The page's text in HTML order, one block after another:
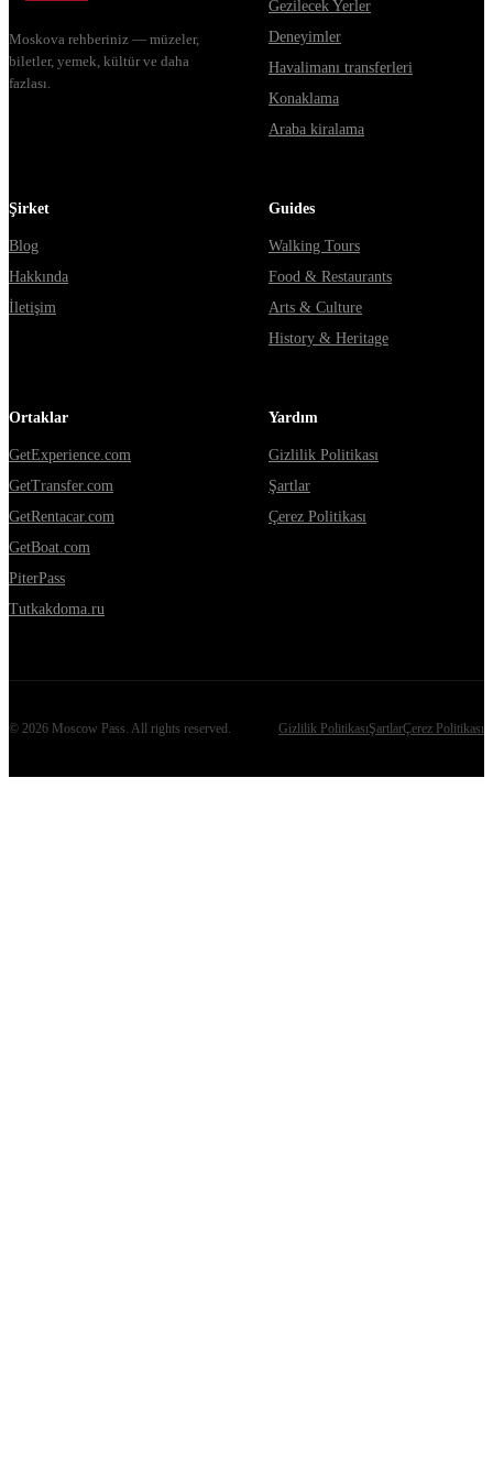
Moskova rehberiniz — müzeler,
biletler, yemek, kültür ve daha
fazlası.
Gezilecek Yerler
Deneyimler
Havalimanı transferleri
Konaklama
Araba kiralama
Şirket
Blog
Hakkında
İletişim
Guides
Walking Tours
Food & Restaurants
Arts & Culture
History & Heritage
Ortaklar
GetExperience.com
GetTransfer.com
GetRentacar.com
GetBoat.com
PiterPass
Tutkakdoma.ru
Yardım
Gizlilik Politikası
Şartlar
Çerez Politikası
© 2026 Moscow Pass. All rights reserved. Gizlilik PolitikasıŞartlarÇerez Politikası